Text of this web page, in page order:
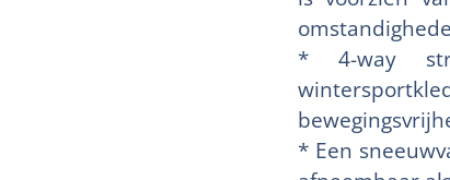
* 4-way
* Een